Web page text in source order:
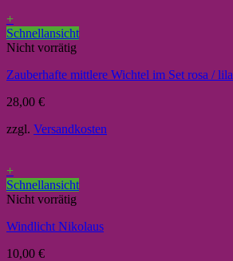
+
Schnellansicht
Nicht vorrätig
Zauberhafte mittlere Wichtel im Set rosa / lila
28,00 €
zzgl. Versandkosten
+
Schnellansicht
Nicht vorrätig
Windlicht Nikolaus
10,00 €